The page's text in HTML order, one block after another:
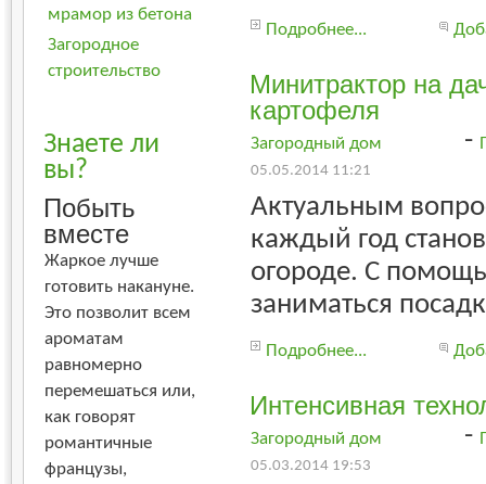
мрамор из бетона
Загородное
строительство
Знаете ли
вы?
Побыть
вместе
Жаркое лучше
готовить накануне.
Это позволит всем
ароматам
равномерно
перемешаться или,
как говорят
романтичные
французы,
Подробнее...
Минитрактор на
картофеля
Загородный дом -
05.05.2014 11:21
Актуальным
каждый год
огороде. С
заниматься
Подробнее...
Интенсивная
Загородный дом -
05.03.2014 19:53